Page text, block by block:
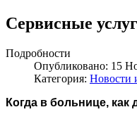
Сервисные
Подробности
Опубликовано: 15
Категория: Новости
Когда в больнице, как